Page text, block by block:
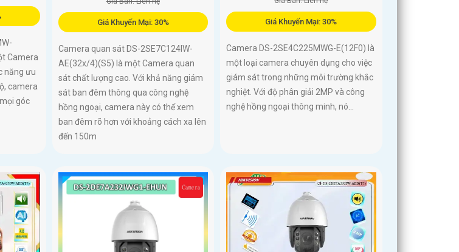
Camera
năng ưu
camera
góc
Giá Khuyến Mại: 30%
Camera quan sát DS-2SE7C124IW-
AE(32x/4)(S5) là một Camera quan
sát chất lượng cao. Với khả năng giám
sát ban đêm thông qua công nghệ
hồng ngoại, camera này có thể xem
ban đêm rõ hơn với khoảng cách xa lên
đến 150m
Giá Khuyến Mại: 30%
Camera DS-2SE4C225MWG-E(12F0) là
một loại camera chuyên dụng cho việc
giám sát trong những môi trường khắc
nghiệt. Với độ phân giải 2MP và công
nghệ hồng ngoại thông minh, nó...